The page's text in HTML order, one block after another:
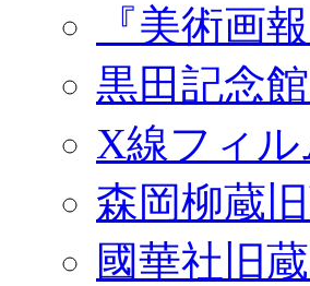
『美術画
黒田記念
X線フィ
森岡柳蔵
國華社旧